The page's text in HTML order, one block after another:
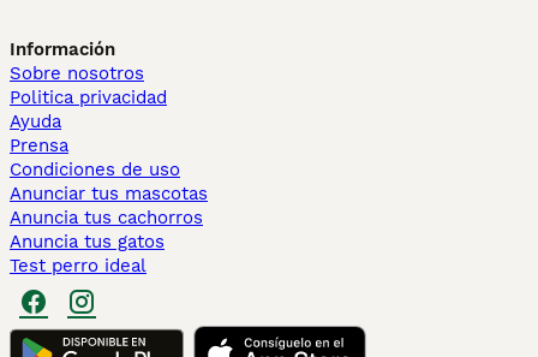
Información
Sobre nosotros
Politica privacidad
Ayuda
Prensa
Condiciones de uso
Anunciar tus mascotas
Anuncia tus cachorros
Anuncia tus gatos
Test perro ideal